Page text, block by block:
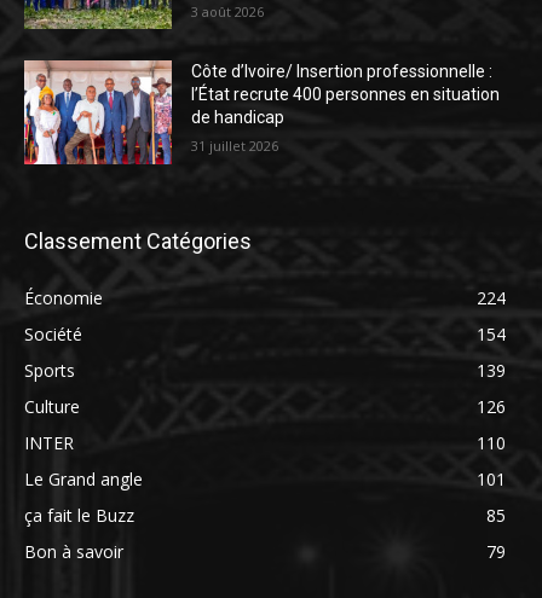
3 août 2026
Côte d’Ivoire/ Insertion professionnelle :
l’État recrute 400 personnes en situation
de handicap
31 juillet 2026
Classement Catégories
Économie
224
Société
154
Sports
139
Culture
126
INTER
110
Le Grand angle
101
ça fait le Buzz
85
Bon à savoir
79